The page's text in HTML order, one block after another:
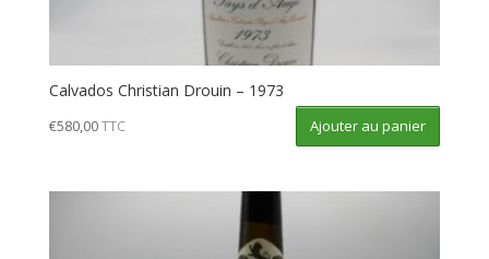
Calvados Christian Drouin – 1973
€580,00TTC Ajouter au panier